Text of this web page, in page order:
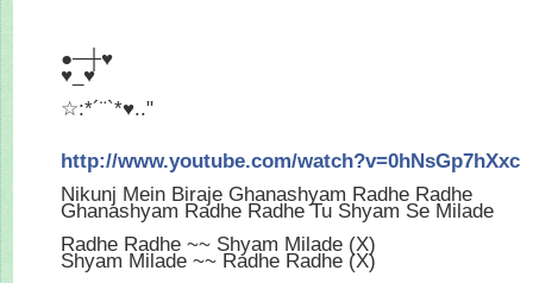
●─┼♥
♥_♥
☆:*´¨`*♥.."
http://www.youtube.com/watch?v=0hNsGp7hXxc
Nikunj Mein Biraje Ghanashyam Radhe Radhe
Ghanashyam Radhe Radhe Tu Shyam Se Milade
Radhe Radhe ~~ Shyam Milade (X)
Shyam Milade ~~ Radhe Radhe (X)